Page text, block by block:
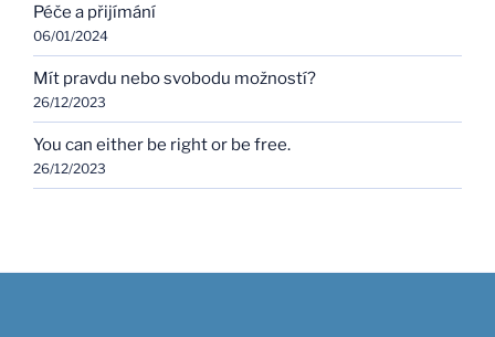
Péče a přijímání
06/01/2024
Mít pravdu nebo svobodu možností?
26/12/2023
You can either be right or be free.
26/12/2023